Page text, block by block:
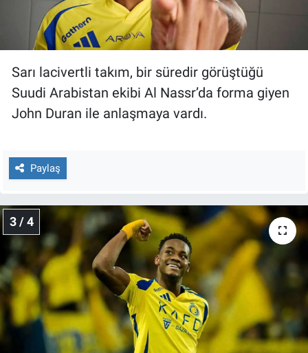
Sarı lacivertli takım, bir süredir görüştüğü
Suudi Arabistan ekibi Al Nassr’da forma giyen
John Duran ile anlaşmaya vardı.
Paylaş
3 / 4
Türkiye'nin Geleceği
Yerel Gündem
Canlı Yayın